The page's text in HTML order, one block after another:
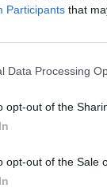
Participants that
Data Processing
opt-out of the
opt-out of the Sale